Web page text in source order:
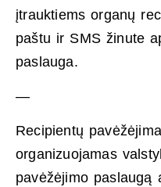
įtrauktiems organų
paštu ir SMS žinute
paslauga.
—
Recipientų
organizuojamas
pavėžėjimo paslaugą